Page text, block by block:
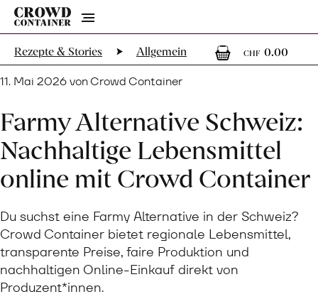
Menu
Rezepte & Stories Allgemein
CHF 0.000
11. Mai 2026 von Crowd Container
Farmy Alternative Schweiz:
Nachhaltige Lebensmittel
online mit Crowd Container
Du suchst eine Farmy Alternative in der Schweiz?
Crowd Container bietet regionale Lebensmittel,
transparente Preise, faire Produktion und
nachhaltigen Online-Einkauf direkt von
Produzent*innen.